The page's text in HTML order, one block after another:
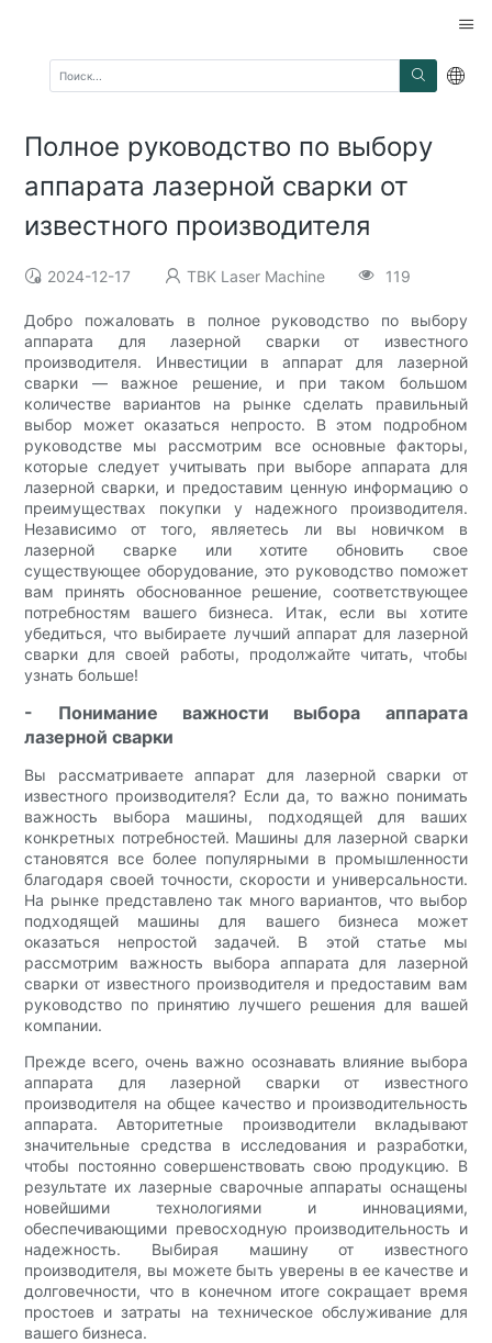
Полное руководство по выбору
аппарата лазерной сварки от
известного производителя
2024-12-17 TBK Laser Machine 119
Добро пожаловать в полное руководство по выбору
аппарата для лазерной сварки от известного
производителя. Инвестиции в аппарат для лазерной
сварки — важное решение, и при таком большом
количестве вариантов на рынке сделать правильный
выбор может оказаться непросто. В этом подробном
руководстве мы рассмотрим все основные факторы,
которые следует учитывать при выборе аппарата для
лазерной сварки, и предоставим ценную информацию о
преимуществах покупки у надежного производителя.
Независимо от того, являетесь ли вы новичком в
лазерной сварке или хотите обновить свое
существующее оборудование, это руководство поможет
вам принять обоснованное решение, соответствующее
потребностям вашего бизнеса. Итак, если вы хотите
убедиться, что выбираете лучший аппарат для лазерной
сварки для своей работы, продолжайте читать, чтобы
узнать больше!
- Понимание важности выбора аппарата
лазерной сварки
Вы рассматриваете аппарат для лазерной сварки от
известного производителя? Если да, то важно понимать
важность выбора машины, подходящей для ваших
конкретных потребностей. Машины для лазерной сварки
становятся все более популярными в промышленности
благодаря своей точности, скорости и универсальности.
На рынке представлено так много вариантов, что выбор
подходящей машины для вашего бизнеса может
оказаться непростой задачей. В этой статье мы
рассмотрим важность выбора аппарата для лазерной
сварки от известного производителя и предоставим вам
руководство по принятию лучшего решения для вашей
компании.
Прежде всего, очень важно осознавать влияние выбора
аппарата для лазерной сварки от известного
производителя на общее качество и производительность
аппарата. Авторитетные производители вкладывают
значительные средства в исследования и разработки,
чтобы постоянно совершенствовать свою продукцию. В
результате их лазерные сварочные аппараты оснащены
новейшими технологиями и инновациями,
обеспечивающими превосходную производительность и
надежность. Выбирая машину от известного
производителя, вы можете быть уверены в ее качестве и
долговечности, что в конечном итоге сокращает время
простоев и затраты на техническое обслуживание для
вашего бизнеса.